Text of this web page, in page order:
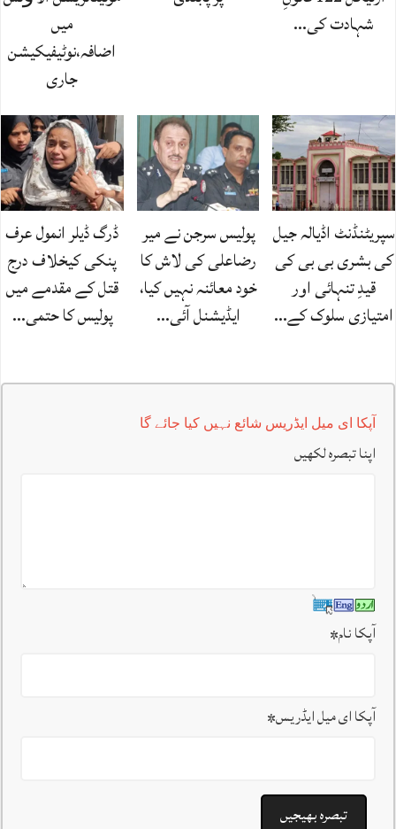
شہادت کی…
میں
اضافہ،نوٹیفیکیشن
جاری
سپریٹنڈنٹ اڈیالہ جیل
کی بشری بی بی کی
قیدِ تنہائی اور
امتیازی سلوک کے…
پولیس سرجن نے میر
رضاعلی کی لاش کا
خود معائنہ نہیں کیا،
ایڈیشنل آئی…
ڈرگ ڈیلر انمول عرف
پنکی کیخلاف درج
قتل کے مقدمے میں
پولیس کا حتمی…
آپکا ای میل ایڈریس شائع نہیں کیا جائے گا
اپنا تبصرہ لکھیں
آپکا نام*
آپکا ای میل ایڈریس*